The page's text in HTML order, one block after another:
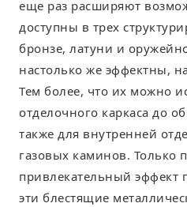
еще раз расширяют
доступны в трех
бронзе, латуни и
настолько же эффектны,
Тем более, что их можно
отделочного каркаса до
также для внутренней
газовых каминов. Только
привлекательный
эти блестящие